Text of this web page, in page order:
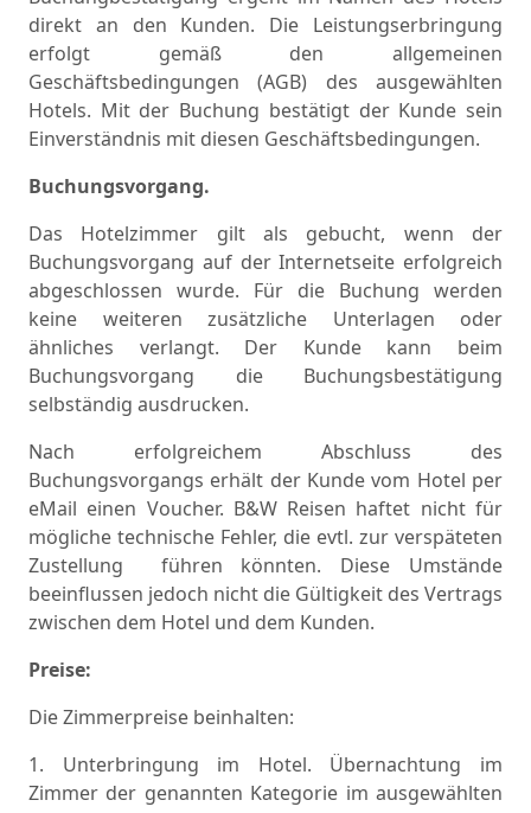
direkt an den Kunden. Die Leistungserbringung
erfolgt gemäß den allgemeinen
Geschäftsbedingungen (AGB) des ausgewählten
Hotels. Mit der Buchung bestätigt der Kunde sein
Einverständnis mit diesen Geschäftsbedingungen.
Buchungsvorgang.
Das Hotelzimmer gilt als gebucht, wenn der
Buchungsvorgang auf der Internetseite erfolgreich
abgeschlossen wurde. Für die Buchung werden
keine weiteren zusätzliche Unterlagen oder
ähnliches verlangt. Der Kunde kann beim
Buchungsvorgang die Buchungsbestätigung
selbständig ausdrucken.
Nach erfolgreichem Abschluss des
Buchungsvorgangs erhält der Kunde vom Hotel per
eMail einen Voucher. B&W Reisen haftet nicht für
mögliche technische Fehler, die evtl. zur verspäteten
Zustellung
führen könnten. Diese Umstände
beeinflussen jedoch nicht die Gültigkeit des Vertrags
zwischen dem Hotel und dem Kunden.
Preise:
Die Zimmerpreise beinhalten:
1. Unterbringung im Hotel. Übernachtung im
Zimmer der genannten Kategorie im ausgewählten